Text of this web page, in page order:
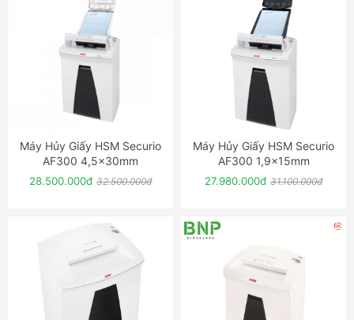
ĐẶT NGAY
Máy Hủy Giấy HSM Securio
AF300 4,5x30mm
28.500.000đ 32.500.000đ
ĐẶT NGAY
Máy Hủy Giấy HSM Securio
AF300 1,9x15mm
27.980.000đ 31.100.000đ